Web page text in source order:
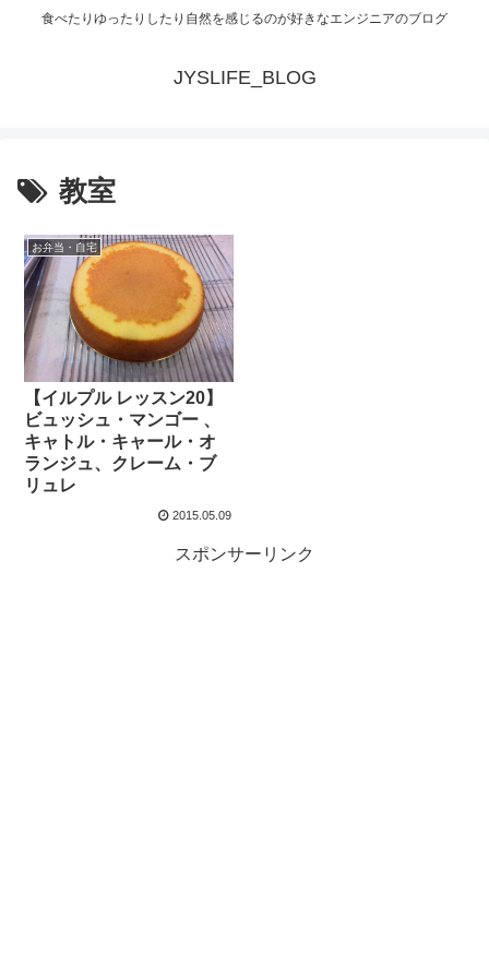
食べたりゆったりしたり自然を感じるのが好きなエンジニアのブログ
JYSLIFE_BLOG
教室
お弁当・自宅
【イルプル レッスン20】
ビュッシュ・マンゴー 、
キャトル・キャール・オ
ランジュ、クレーム・ブ
リュレ
2015.05.09
スポンサーリンク